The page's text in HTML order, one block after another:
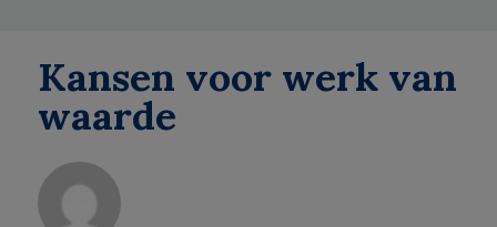
Kansen voor werk van
waarde